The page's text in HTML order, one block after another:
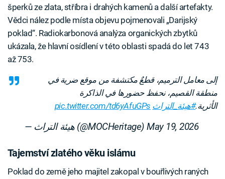
šperků ze zlata, stříbra i drahých kamenů a další artefakty.
Vědci nález podle místa objevu pojmenovali „Darijský
poklad“. Radiokarbonová analýza organických zbytků
ukázala, že hlavní osídlení v této oblasti spadá do let 743
až 753.
إلى معامل الترميم، قطعٌ مكتشفة من موقع ضرية في
منطقة القصيم، نحفظ حضورها في الذاكرة
الأثرية.#هيئة_التراث pic.twitter.com/td6yAfuGPs
— هيئة التراث (@MOCHeritage)May 19, 2026
Tajemství zlatého věku islámu
Poklad do země jeho majitel zakopal v bouřlivých raných